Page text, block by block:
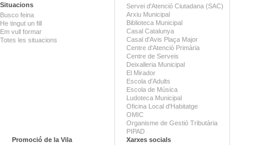
Situacions
Busco feina
He tingut un fill
Em vull formar
Totes les situacions
Servei d'Atenció Ciutadana (SAC)
Arxiu Municipal
Biblioteca Municipal
Casal Catalunya
Casal d'Avis Plaça Major
Centre d'Atenció Primària
Centre de Serveis
Deixalleria Municipal
El Mirador
Escola d'Adults
Escola de Música
Ludoteca Municipal
Oficina Local d'Habitatge
OMIC
Organisme de Gestió Tributària
PIPAD
Promoció de la Vila
Xarxes socials